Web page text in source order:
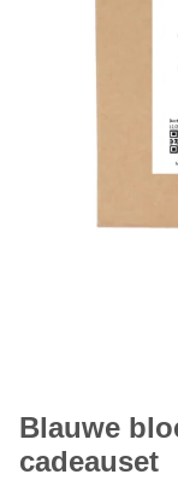
Blauwe
cadeauset